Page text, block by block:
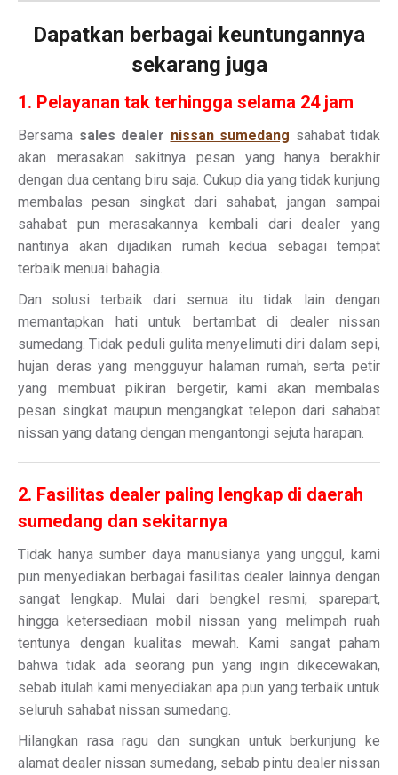
Dapatkan berbagai keuntungannya
sekarang juga
1. Pelayanan tak terhingga selama 24 jam
Bersama sales dealer nissan sumedang sahabat tidak
akan merasakan sakitnya pesan yang hanya berakhir
dengan dua centang biru saja. Cukup dia yang tidak kunjung
membalas pesan singkat dari sahabat, jangan sampai
sahabat pun merasakannya kembali dari dealer yang
nantinya akan dijadikan rumah kedua sebagai tempat
terbaik menuai bahagia.
Dan solusi terbaik dari semua itu tidak lain dengan
memantapkan hati untuk bertambat di dealer nissan
sumedang. Tidak peduli gulita menyelimuti diri dalam sepi,
hujan deras yang mengguyur halaman rumah, serta petir
yang membuat pikiran bergetir, kami akan membalas
pesan singkat maupun mengangkat telepon dari sahabat
nissan yang datang dengan mengantongi sejuta harapan.
2. Fasilitas dealer paling lengkap di daerah
sumedang dan sekitarnya
Tidak hanya sumber daya manusianya yang unggul, kami
pun menyediakan berbagai fasilitas dealer lainnya dengan
sangat lengkap. Mulai dari bengkel resmi, sparepart,
hingga ketersediaan mobil nissan yang melimpah ruah
tentunya dengan kualitas mewah. Kami sangat paham
bahwa tidak ada seorang pun yang ingin dikecewakan,
sebab itulah kami menyediakan apa pun yang terbaik untuk
seluruh sahabat nissan sumedang.
Hilangkan rasa ragu dan sungkan untuk berkunjung ke
alamat dealer nissan sumedang, sebab pintu dealer nissan